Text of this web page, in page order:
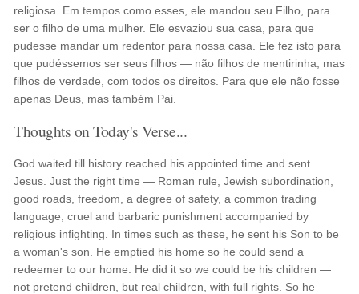
religiosa. Em tempos como esses, ele mandou seu Filho, para
ser o filho de uma mulher. Ele esvaziou sua casa, para que
pudesse mandar um redentor para nossa casa. Ele fez isto para
que pudéssemos ser seus filhos — não filhos de mentirinha, mas
filhos de verdade, com todos os direitos. Para que ele não fosse
apenas Deus, mas também Pai.
Thoughts on Today's Verse...
God waited till history reached his appointed time and sent
Jesus. Just the right time — Roman rule, Jewish subordination,
good roads, freedom, a degree of safety, a common trading
language, cruel and barbaric punishment accompanied by
religious infighting. In times such as these, he sent his Son to be
a woman's son. He emptied his home so he could send a
redeemer to our home. He did it so we could be his children —
not pretend children, but real children, with full rights. So he